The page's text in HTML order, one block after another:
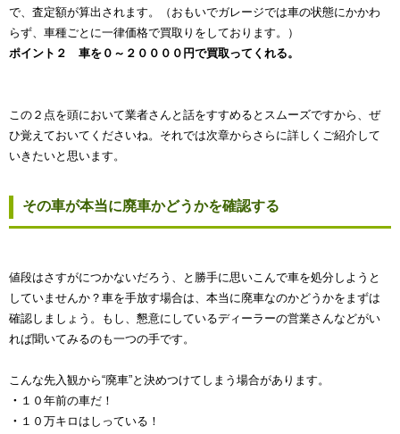
で、査定額が算出されます。（おもいでガレージでは車の状態にかかわ
らず、車種ごとに一律価格で買取りをしております。）
ポイント２ 車を０～２００００円で買取ってくれる。
この２点を頭において業者さんと話をすすめるとスムーズですから、ぜ
ひ覚えておいてくださいね。それでは次章からさらに詳しくご紹介して
いきたいと思います。
その車が本当に廃車かどうかを確認する
値段はさすがにつかないだろう、と勝手に思いこんで車を処分しようと
していませんか？車を手放す場合は、本当に廃車なのかどうかをまずは
確認しましょう。もし、懇意にしているディーラーの営業さんなどがい
れば聞いてみるのも一つの手です。
こんな先入観から“廃車”と決めつけてしまう場合があります。
・ １０年前の車だ！
・ １０万キロはしっている！